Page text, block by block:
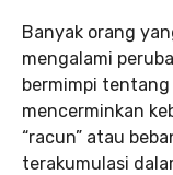
Banyak orang
mengalami
bermimpi tentang
mencerminkan
“racun” atau
terakumulasi